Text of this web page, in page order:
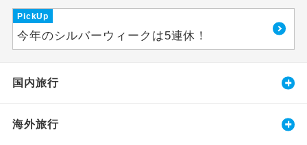
PickUp
今年のシルバーウィークは5連休！
国内旅行
海外旅行